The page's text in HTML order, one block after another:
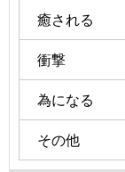
癒される
衝撃
為になる
その他